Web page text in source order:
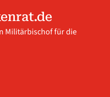
Militärbischof für die